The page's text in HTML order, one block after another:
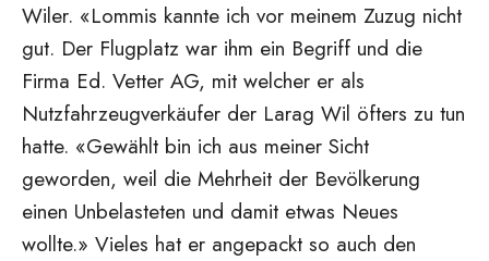
Wiler. «Lommis kannte ich vor meinem Zuzug nicht
gut. Der Flugplatz war ihm ein Begriff und die
Firma Ed. Vetter AG, mit welcher er als
Nutzfahrzeugverkäufer der Larag Wil öfters zu tun
hatte. «Gewählt bin ich aus meiner Sicht
geworden, weil die Mehrheit der Bevölkerung
einen Unbelasteten und damit etwas Neues
wollte.» Vieles hat er angepackt so auch den